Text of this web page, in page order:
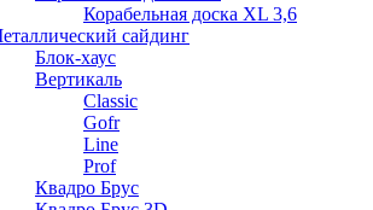
Корабельная доска XL 3,6
сайдинг
Блок-хаус
Вертикаль
Classic
Gofr
Line
Prof
Квадро Брус